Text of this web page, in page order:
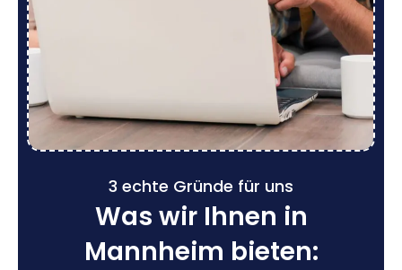
3 echte Gründe für uns
Was wir Ihnen in
Mannheim bieten: